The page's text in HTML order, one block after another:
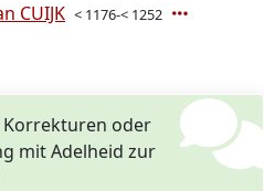
CUIJK < 1176-< 1252
Korrekturen oder
mit Adelheid zur